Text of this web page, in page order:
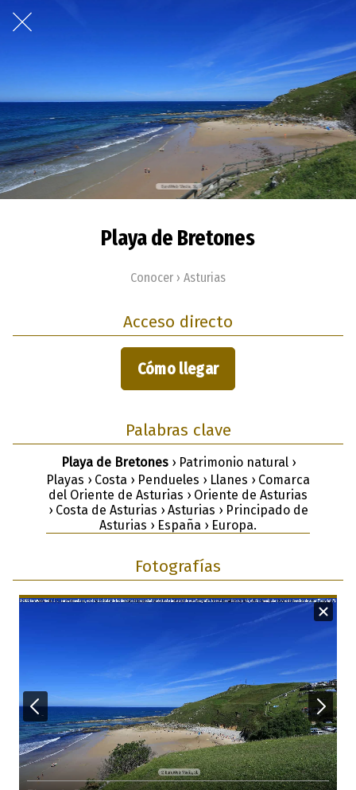
Playa de Bretones
Conocer › Asturias
Acceso directo
Cómo llegar
Palabras clave
Playa de Bretones› Patrimonio natural ›
Playas › Costa › Pendueles › Llanes › Comarca
del Oriente de Asturias › Oriente de Asturias
› Costa de Asturias › Asturias › Principado de
Asturias › España › Europa.
Fotografías